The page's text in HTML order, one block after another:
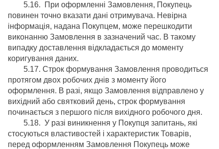
5.16. При оформленні Замовлення, Покупець
повинен точно вказати дані отримувача. Невірна
інформація, надана Покупцем, може перешкодити
виконанню Замовлення в зазначений час. В такому
випадку доставлення відкладається до моменту
коригування даних.
5.17. Строк формування Замовлення проводиться
протягом двох робочих днів з моменту його
оформлення. В разі, якщо Замовлення відправлено у
вихідний або святковий день, строк формування
починається з першого після вихідного робочого дня.
5.18. У разі виникнення у Покупця запитань, які
стосуються властивостей і характеристик Товарів,
перед оформленням Замовлення Покупець може